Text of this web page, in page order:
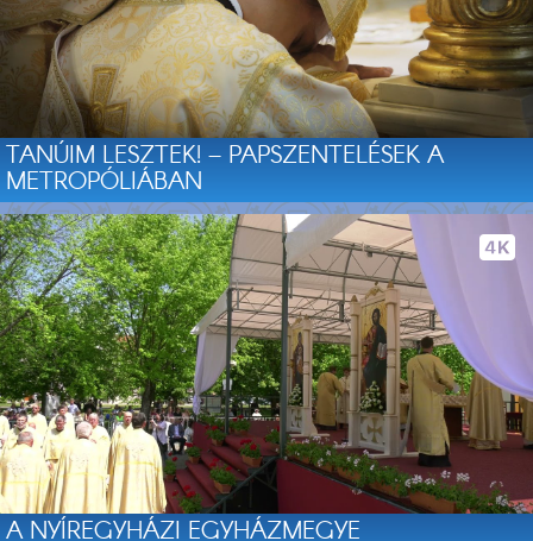
TANÚIM LESZTEK! – PAPSZENTELÉSEK A
METROPÓLIÁBAN
A NYÍREGYHÁZI EGYHÁZMEGYE